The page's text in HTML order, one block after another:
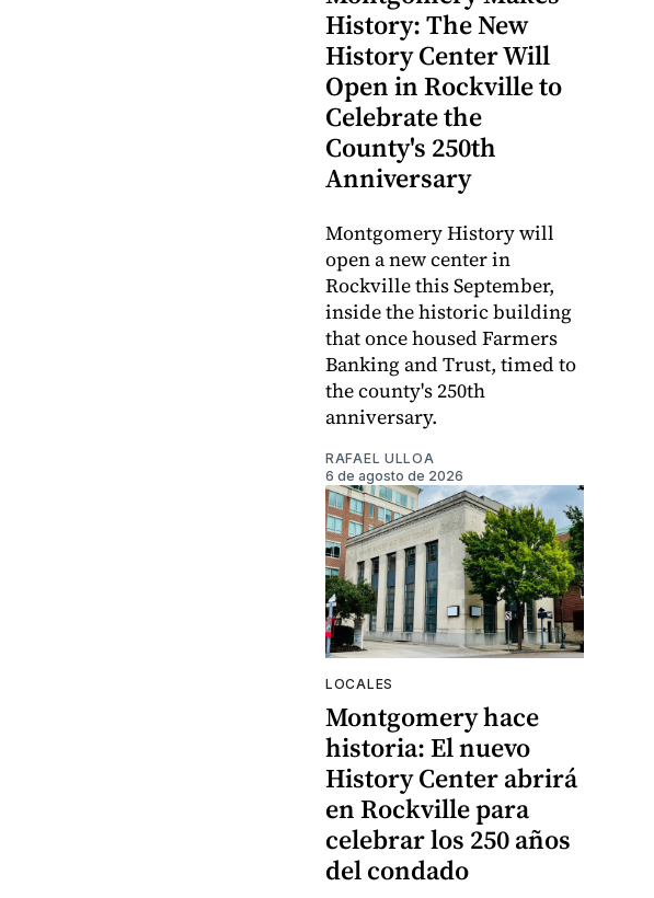
History: The New
History Center Will
Open in Rockville to
Celebrate the
County's 250th
Anniversary
Montgomery History will
open a new center in
Rockville this September,
inside the historic building
that once housed Farmers
Banking and Trust, timed to
the county's 250th
anniversary.
RAFAEL ULLOA
6 de agosto de 2026
LOCALES
Montgomery hace
historia: El nuevo
History Center abrirá
en Rockville para
celebrar los 250 años
del condado